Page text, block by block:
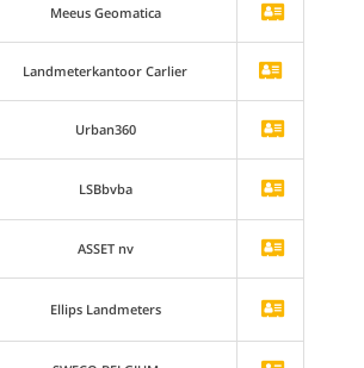
Meeus Geomatica
Landmeterkantoor Carlier
Urban360
LSBbvba
ASSET nv
Ellips Landmeters